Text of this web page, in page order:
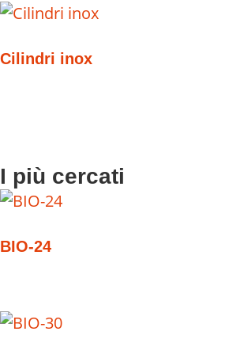
Cilindri inox
I più cercati
BIO-24